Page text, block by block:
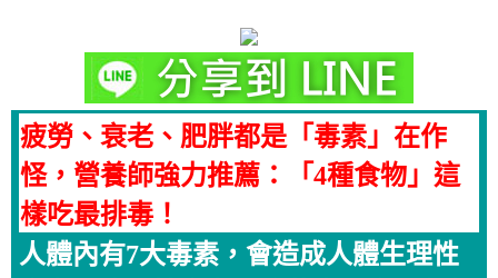
疲勞、衰老、肥胖都是「毒素」在作
怪，營養師強力推薦：「4種食物」這
樣吃最排毒！
人體內有7大毒素，會造成人體生理性